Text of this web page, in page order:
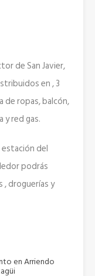
de San Javier,
en , 3
de ropas, balcón,
y red gas.
estación del
podrás
droguerías y
en Arriendo